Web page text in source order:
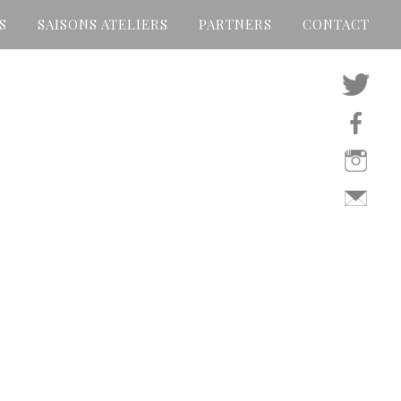
SAISONS ATELIERS PARTNERS CONTACT